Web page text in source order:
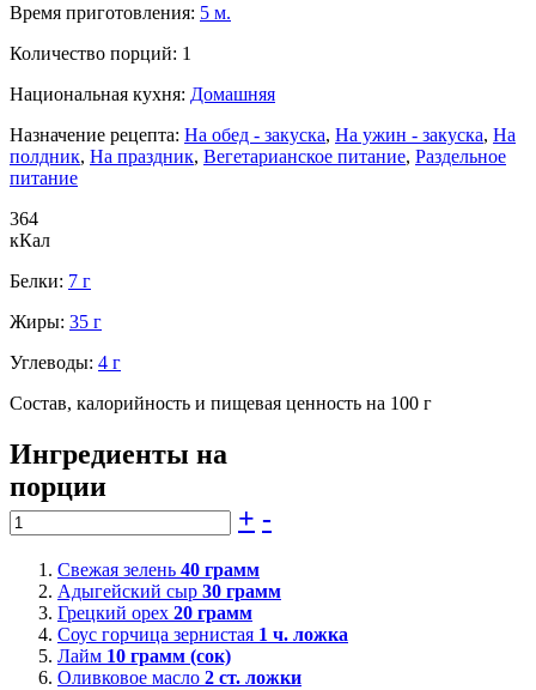
Время приготовления: 5 м.
Количество порций: 1
Национальная кухня: Домашняя
Назначение рецепта: На обед - закуска, На ужин - закуска, На
полдник, На праздник, Вегетарианское питание, Раздельное
питание
364
кКал
Белки: 7 г
Жиры: 35 г
Углеводы: 4 г
Состав, калорийность и пищевая ценность на 100 г
Ингредиенты на
порции
+ -
Свежая зелень 40 грамм
Адыгейский сыр 30 грамм
Грецкий орех 20 грамм
Соус горчица зернистая 1 ч. ложка
Лайм 10 грамм (сок)
Оливковое масло 2 ст. ложки